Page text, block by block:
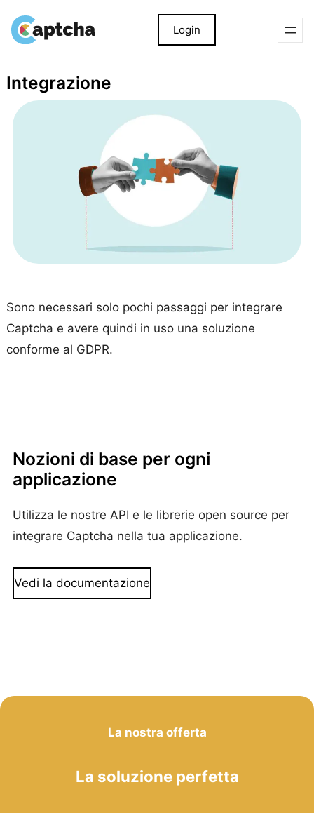
Salta
contenuto
Login
Integrazione
Sono necessari solo pochi passaggi per integrare
Captcha e avere quindi in uso una soluzione
conforme al GDPR.
Nozioni di base per ogni
applicazione
Utilizza le nostre API e le librerie open source per
integrare Captcha nella tua applicazione.
Vedi la documentazione
La nostra offerta
La soluzione perfetta